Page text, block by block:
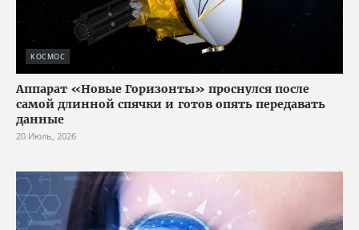
КОСМОС
Аппарат «Новые Горизонты» проснулся после
самой длинной спячки и готов опять передавать
данные
20 Июль, 2026